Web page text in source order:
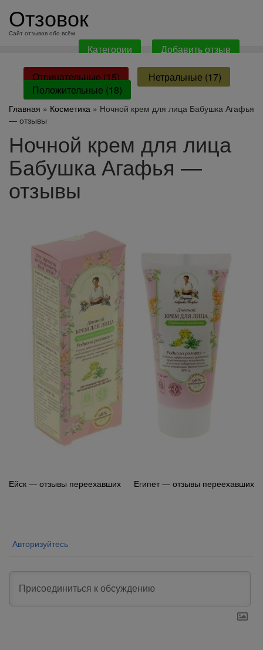
содержанию
Отзовок
Сайт отзывов обо всём
Категории Добавить отзыв
Отрицательные (15)
Нетральные (17)
Положительные (18)
Главная » Косметика » Ночной крем для лица Бабушка Агафья
— отзывы
Ночной крем для лица
Бабушка Агафья —
отзывы
Навигация
Ейск — отзывы переехавших Египет — отзывы переехавших
Авторизуйтесь